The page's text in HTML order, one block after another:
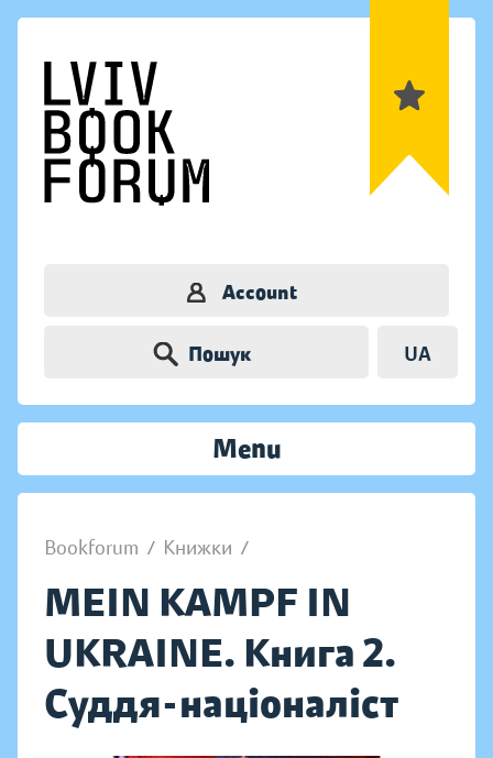
Account
Пошук UA
Menu
Bookforum / Книжки /
MEIN KAMPF IN
UKRAINE. Книга 2.
Суддя-націоналіст